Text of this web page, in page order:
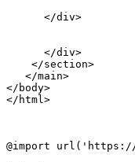
      </div>
      </div>
    </section>
   </main>
</body>
</html>
@import url('https://